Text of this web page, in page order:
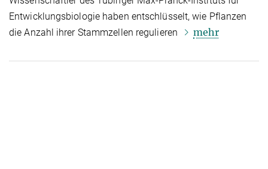
Entwicklungsbiologie haben entschlüsselt, wie Pflanzen
die Anzahl ihrer Stammzellen regulieren
mehr